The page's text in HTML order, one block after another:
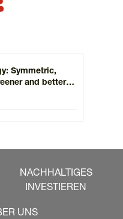
Symmetric,
and better
NACHHALTIGES
INVESTIEREN
UNS